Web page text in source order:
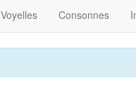
Voyelles Consonnes